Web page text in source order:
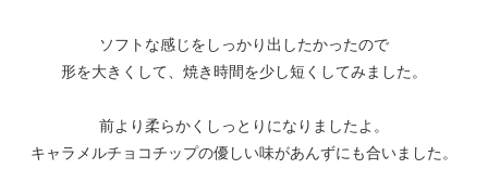
ソフトな感じをしっかり出したかったので
形を大きくして、焼き時間を少し短くしてみました。
前より柔らかくしっとりになりましたよ。
キャラメルチョコチップの優しい味があんずにも合いました。